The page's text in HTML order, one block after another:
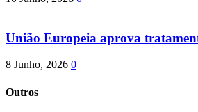
União Europeia aprova
8 Junho, 2026 0
Outros